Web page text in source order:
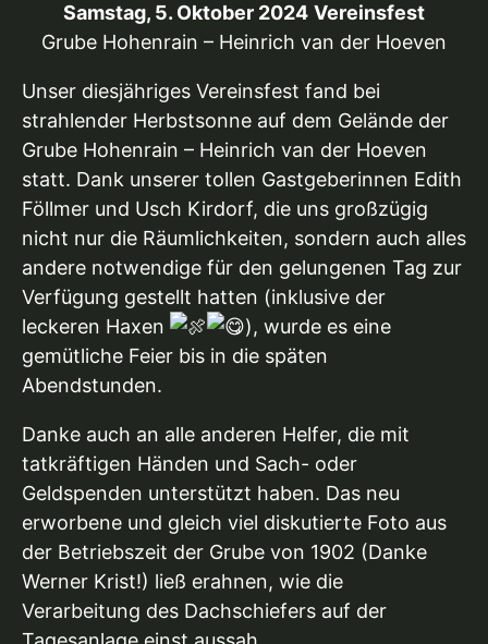
Samstag, 5. Oktober 2024 Vereinsfest
Grube Hohenrain – Heinrich van der Hoeven
Unser diesjähriges Vereinsfest fand bei
strahlender Herbstsonne auf dem Gelände der
Grube Hohenrain – Heinrich van der Hoeven
statt. Dank unserer tollen Gastgeberinnen Edith
Föllmer und Usch Kirdorf, die uns großzügig
nicht nur die Räumlichkeiten, sondern auch alles
andere notwendige für den gelungenen Tag zur
Verfügung gestellt hatten (inklusive der
leckeren Haxen
), wurde es eine
gemütliche Feier bis in die späten
Abendstunden.
Danke auch an alle anderen Helfer, die mit
tatkräftigen Händen und Sach- oder
Geldspenden unterstützt haben. Das neu
erworbene und gleich viel diskutierte Foto aus
der Betriebszeit der Grube von 1902 (Danke
Werner Krist!) ließ erahnen, wie die
Verarbeitung des Dachschiefers auf der